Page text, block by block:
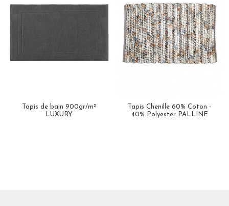
Tapis de bain 900gr/m²
LUXURY
Tapis Chenille 60% Coton -
40% Polyester PALLINE